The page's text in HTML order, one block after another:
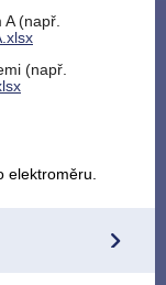
(např.
(např.
elektroměru.